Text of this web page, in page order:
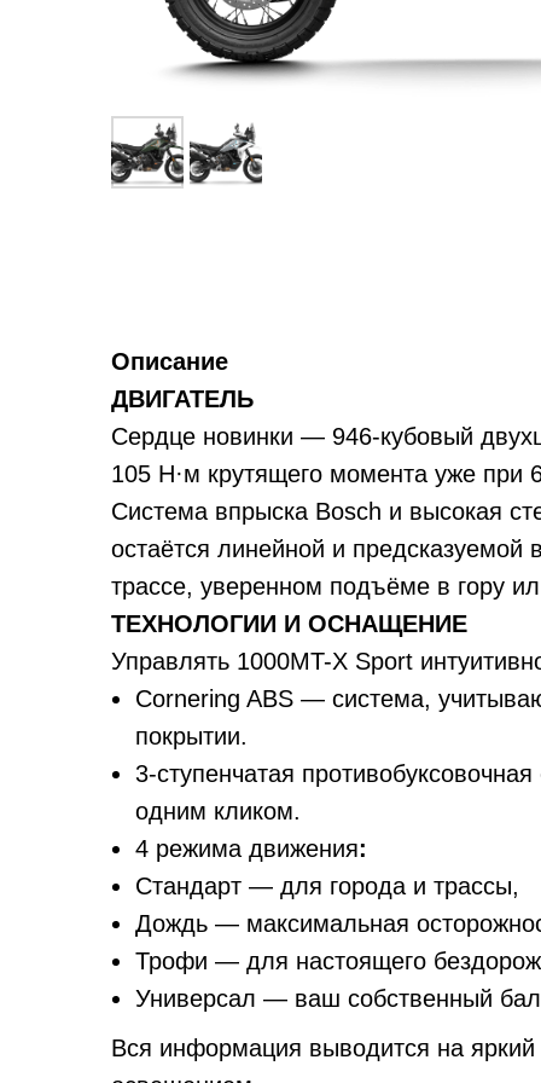
Описание
ДВИГАТЕЛЬ
Сердце новинки — 946-кубовый
105 Н·м крутящего момента уже при
Система впрыска Bosch и высокая
остаётся линейной и
трассе, уверенном подъёме в гору
ТЕХНОЛОГИИ И ОСНАЩЕНИЕ
Управлять 1000MT-X Sport
Cornering ABS — система,
покрытии.
3-ступенчатая
одним кликом.
4 режима движения:
Стандарт — для города и трассы,
Дождь — максимальная
Трофи — для настоящего
Универсал — ваш собственный
Вся информация выводится на